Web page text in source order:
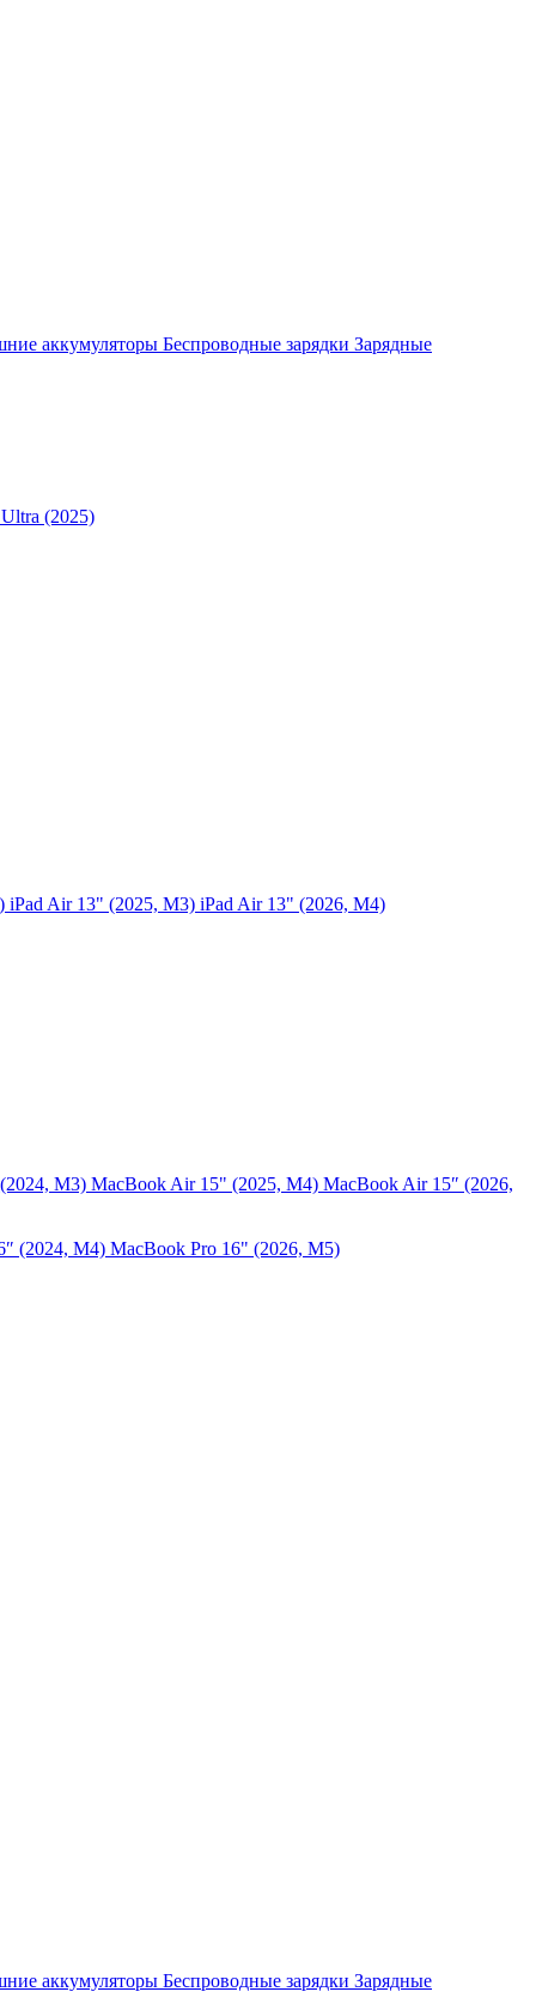
аккумуляторы Беспроводные зарядки Зарядные
(2025)
iPad Air 13" (2025, M3) iPad Air 13" (2026, M4)
M3) MacBook Air 15" (2025, M4) MacBook Air 15″ (2026,
(2024, M4) MacBook Pro 16" (2026, M5)
аккумуляторы Беспроводные зарядки Зарядные